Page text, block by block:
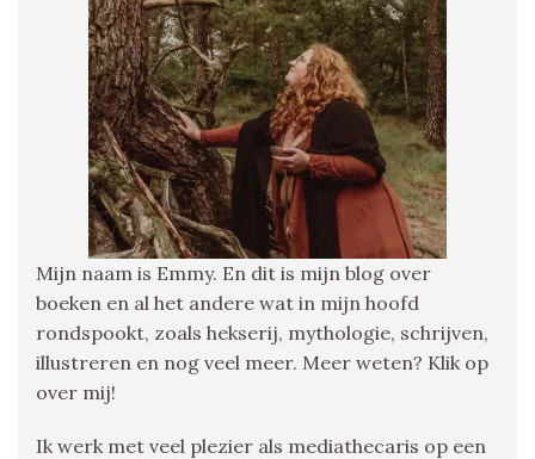
Mijn naam is Emmy. En dit is mijn blog over
boeken en al het andere wat in mijn hoofd
rondspookt, zoals hekserij, mythologie, schrijven,
illustreren en nog veel meer. Meer weten? Klik op
over mij!
Ik werk met veel plezier als mediathecaris op een